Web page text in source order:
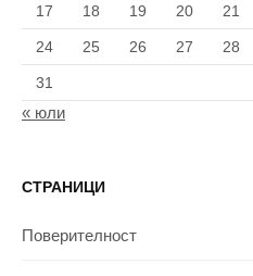
17 18 19 20 21
24 25 26 27 28
31
« юли
СТРАНИЦИ
Поверителност